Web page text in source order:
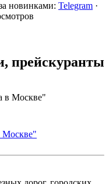
новинками: Telegram ·
прейскуранты
Москве"